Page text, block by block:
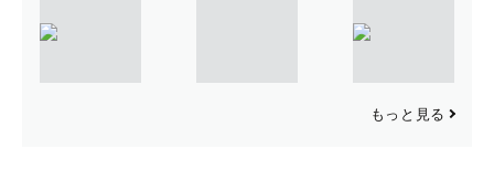
もっと見る